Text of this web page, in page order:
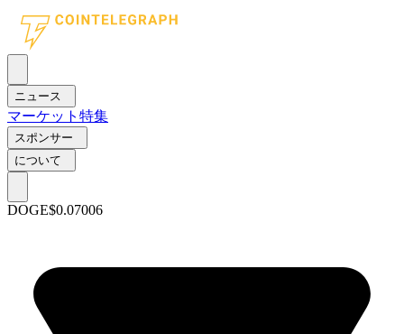
ニュース
マーケット 特集
スポンサー
について
DOGE$0.07006